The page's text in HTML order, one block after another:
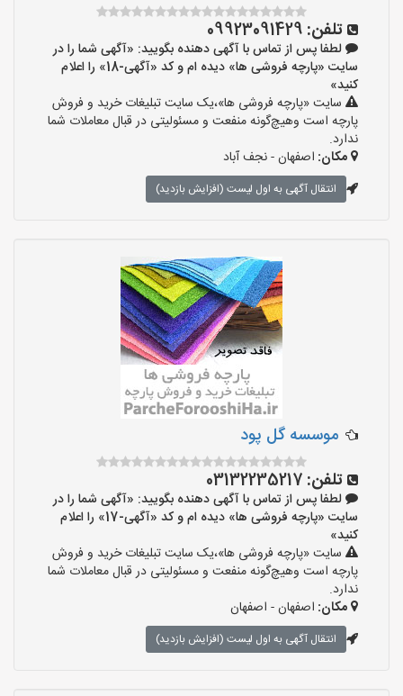
تلفن: 09923091429
لطفا پس از تماس با آگهی دهنده بگویید: «آگهی شما را در
سایت «پارچه فروشی ها» دیده ام و کد «آگهی-18» را اعلام
کنید»
سایت «پارچه فروشی ها»،یک سایت تبلیغات خرید و فروش
پارچه است وهیچ‌گونه منفعت و مسئولیتی در قبال معاملات شما
ندارد.
مکان: اصفهان - نجف‌ آباد
انتقال آگهی به اول لیست (افزایش بازدید)
موسسه گل پود
تلفن: 03132235217
لطفا پس از تماس با آگهی دهنده بگویید: «آگهی شما را در
سایت «پارچه فروشی ها» دیده ام و کد «آگهی-17» را اعلام
کنید»
سایت «پارچه فروشی ها»،یک سایت تبلیغات خرید و فروش
پارچه است وهیچ‌گونه منفعت و مسئولیتی در قبال معاملات شما
ندارد.
مکان: اصفهان - اصفهان
انتقال آگهی به اول لیست (افزایش بازدید)